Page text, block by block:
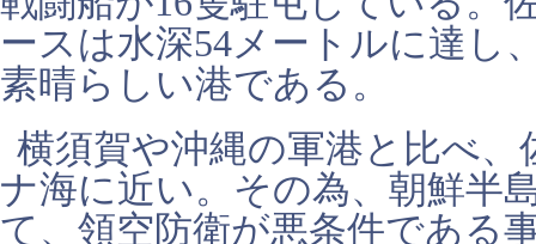
ースは水深54メートルに達し
素晴らしい港である。
横須賀や沖縄の軍港と比べ
ナ海に近い。その為、朝鮮半
て、領空防衛が悪条件である